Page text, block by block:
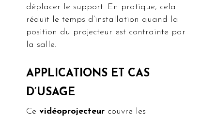
déplacer le support. En pratique, cela
réduit le temps d’installation quand la
position du projecteur est contrainte par
la salle.
APPLICATIONS ET CAS
D’USAGE
Cevidéoprojecteur couvre les